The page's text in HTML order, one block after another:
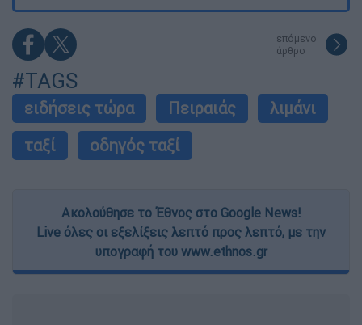
επόμενο
άρθρο
#TAGS
ειδήσεις τώρα Πειραιάς
λιμάνι
ταξί
οδηγός ταξί
Ακολούθησε το Έθνος στο Google News!
Live όλες οι εξελίξεις λεπτό προς λεπτό, με την
υπογραφή του www.ethnos.gr